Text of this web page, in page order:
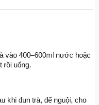
vào 400–600ml nước hoặc
rồi uống.
khi đun trà, để nguội, cho